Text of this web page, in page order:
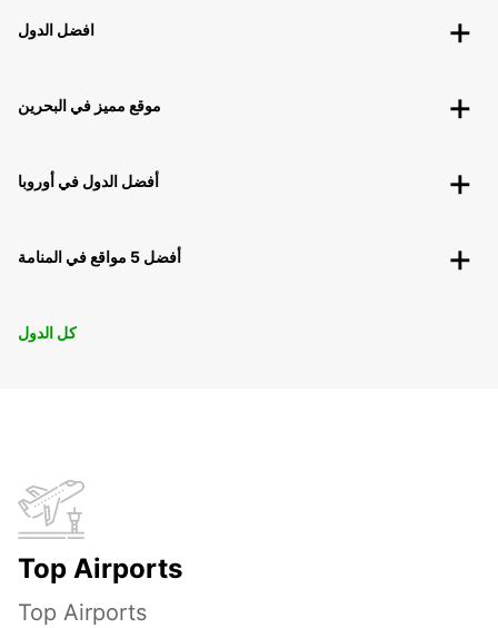
افضل الدول
موقع مميز في البحرين
أفضل الدول في أوروبا
أفضل 5 مواقع في المنامة
كل الدول
Top Airports
Top Airports